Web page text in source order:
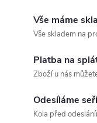
Vše máme
Vše skladem na
Platba na
Zboží u nás
Odesíláme
Kola před